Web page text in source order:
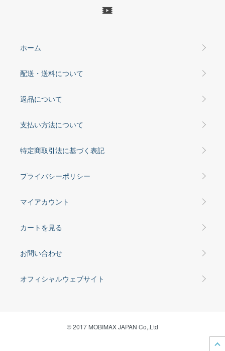
ホーム
配送・送料について
返品について
支払い方法について
特定商取引法に基づく表記
プライバシーポリシー
マイアカウント
カートを見る
お問い合わせ
オフィシャルウェブサイト
© 2017 MOBIMAX JAPAN Co,.Ltd